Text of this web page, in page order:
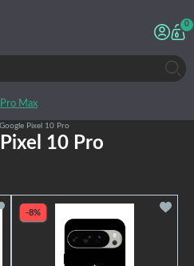
0
Max
Google Pixel 10 Pro
10 Pro
-8%